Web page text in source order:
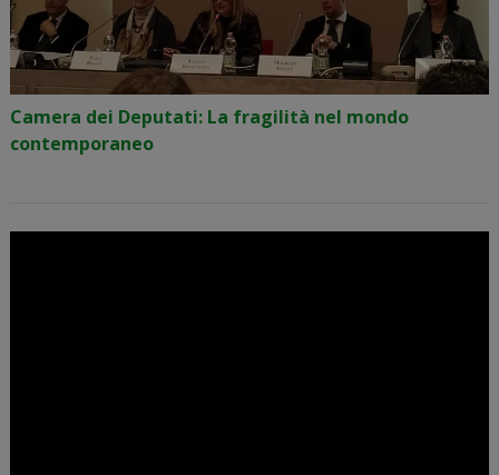
Camera dei Deputati: La fragilità nel mondo
contemporaneo